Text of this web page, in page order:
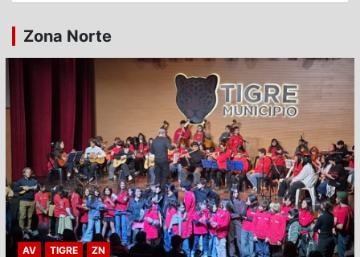
Zona Norte
AV TIGRE ZN